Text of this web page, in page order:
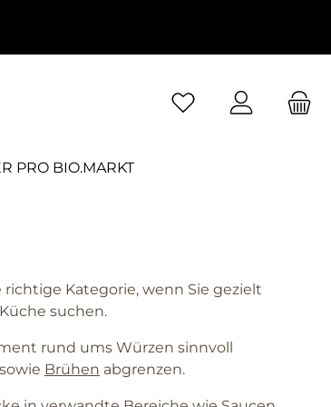
PRO BIO.MARKT
richtige Kategorie, wenn Sie gezielt
suchen.
rund ums Würzen sinnvoll
sowie Brühen abgrenzen.